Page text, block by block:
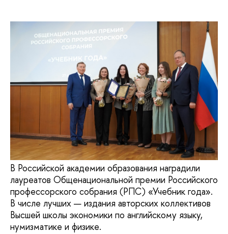
В Российской академии образования наградили
лауреатов Общенациональной премии Российского
профессорского собрания (РПС) «Учебник года».
В числе лучших — издания авторских коллективов
Высшей школы экономики по английскому языку,
нумизматике и физике.